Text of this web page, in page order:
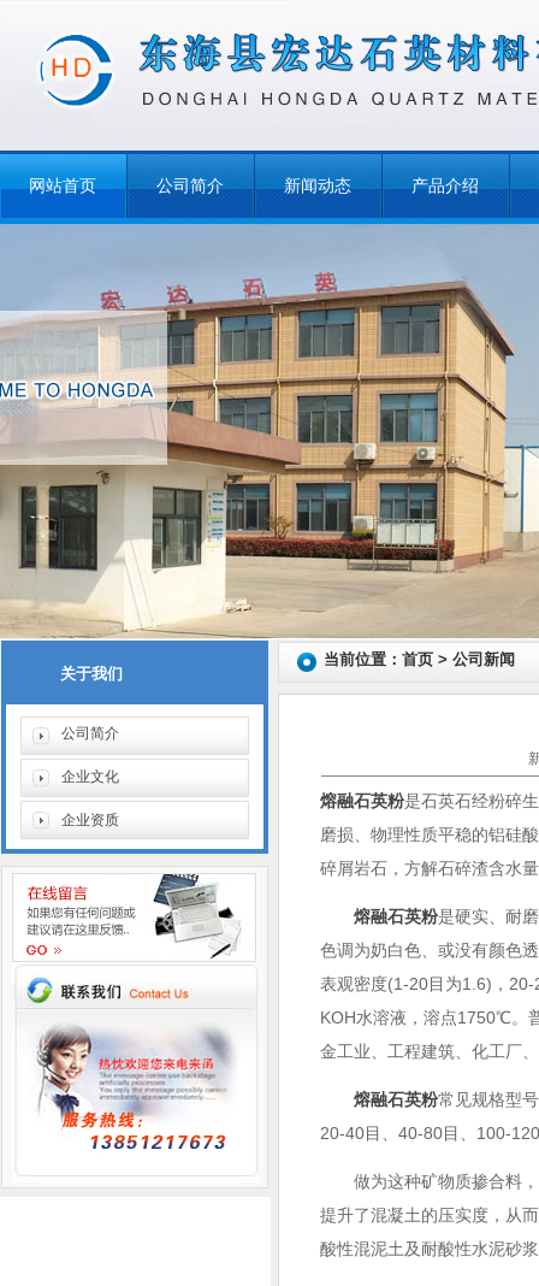
网站首页 公司简介 新闻动态 产品介绍
关于我们
公司简介
企业文化
企业资质
当前位置：首页 > 公司新闻
熔融石英粉是石英石经粉碎
磨损、物理性质平稳的铝硅
碎屑岩石，方解石碎渣含水
熔融石英粉是硬实、耐
色调为奶白色、或没有颜色
表观密度(1-20目为1.6)，
KOH水溶液，溶点1750℃。
金工业、工程建筑、化工厂
熔融石英粉常见规格型
20-40目、40-80目、100-
做为这种矿物质掺合料，
提升了混凝土的压实度，从
酸性混泥土及耐酸性水泥砂